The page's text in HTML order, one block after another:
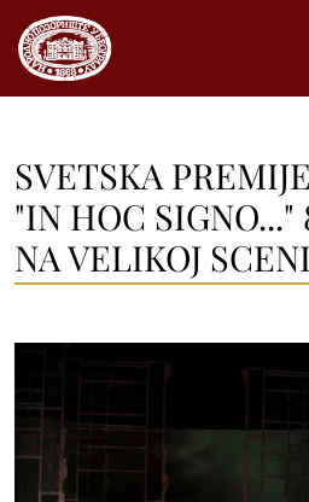
SVETSKA
"IN HOC SIGNO..."
NA VELIKOJ SCENI